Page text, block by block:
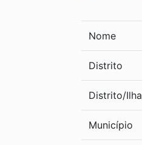
Nome
Distrito
Distrito/Ilha
Município